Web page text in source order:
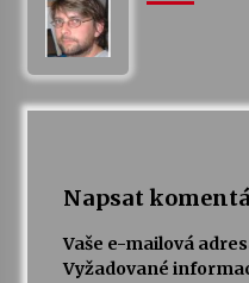
Napsat
Vaše e-mailová
Vyžadované